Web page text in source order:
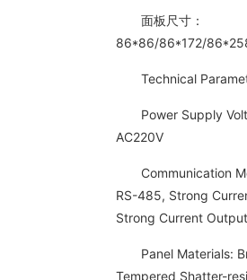
面板尺寸：
86*86/86*172/
Technical
Power Supply
AC220V
Communication
RS-485, Strong
Strong Current Output
Panel Materials:
Tempered Shatter-